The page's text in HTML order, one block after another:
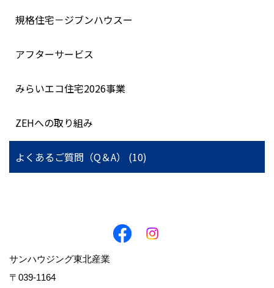
規格住宅－ジブンハウスー
アフターサービス
みらいエコ住宅2026事業
ZEHへの取り組み
よくあるご質問（Q＆A） (10)
サンハウジング東北産業
〒039-1164